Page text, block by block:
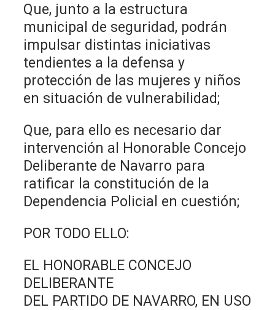
Que, junto a la estructura
municipal de seguridad, podrán
impulsar distintas iniciativas
tendientes a la defensa y
protección de las mujeres y niños
en situación de vulnerabilidad;
Que, para ello es necesario dar
intervención al Honorable Concejo
Deliberante de Navarro para
ratificar la constitución de la
Dependencia Policial en cuestión;
POR TODO ELLO:
EL HONORABLE CONCEJO
DELIBERANTE
DEL PARTIDO DE NAVARRO, EN USO